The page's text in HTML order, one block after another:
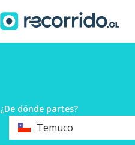
¿De dónde partes?
Origen Temuco